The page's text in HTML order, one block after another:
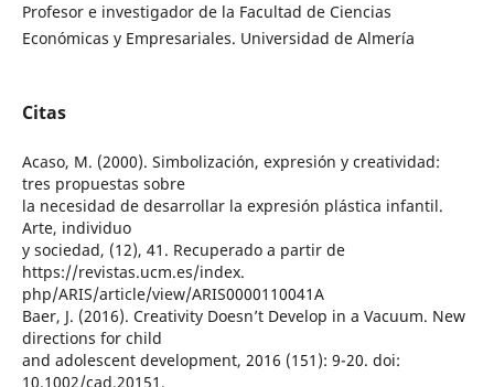
Profesor e investigador de la Facultad de Ciencias
Económicas y Empresariales. Universidad de Almería
Citas
Acaso, M. (2000). Simbolización, expresión y creatividad:
tres propuestas sobre
la necesidad de desarrollar la expresión plástica infantil.
Arte, individuo
y sociedad, (12), 41. Recuperado a partir de
https://revistas.ucm.es/index.
php/ARIS/article/view/ARIS0000110041A
Baer, J. (2016). Creativity Doesn’t Develop in a Vacuum. New
directions for child
and adolescent development, 2016 (151): 9-20. doi:
10.1002/cad.20151.